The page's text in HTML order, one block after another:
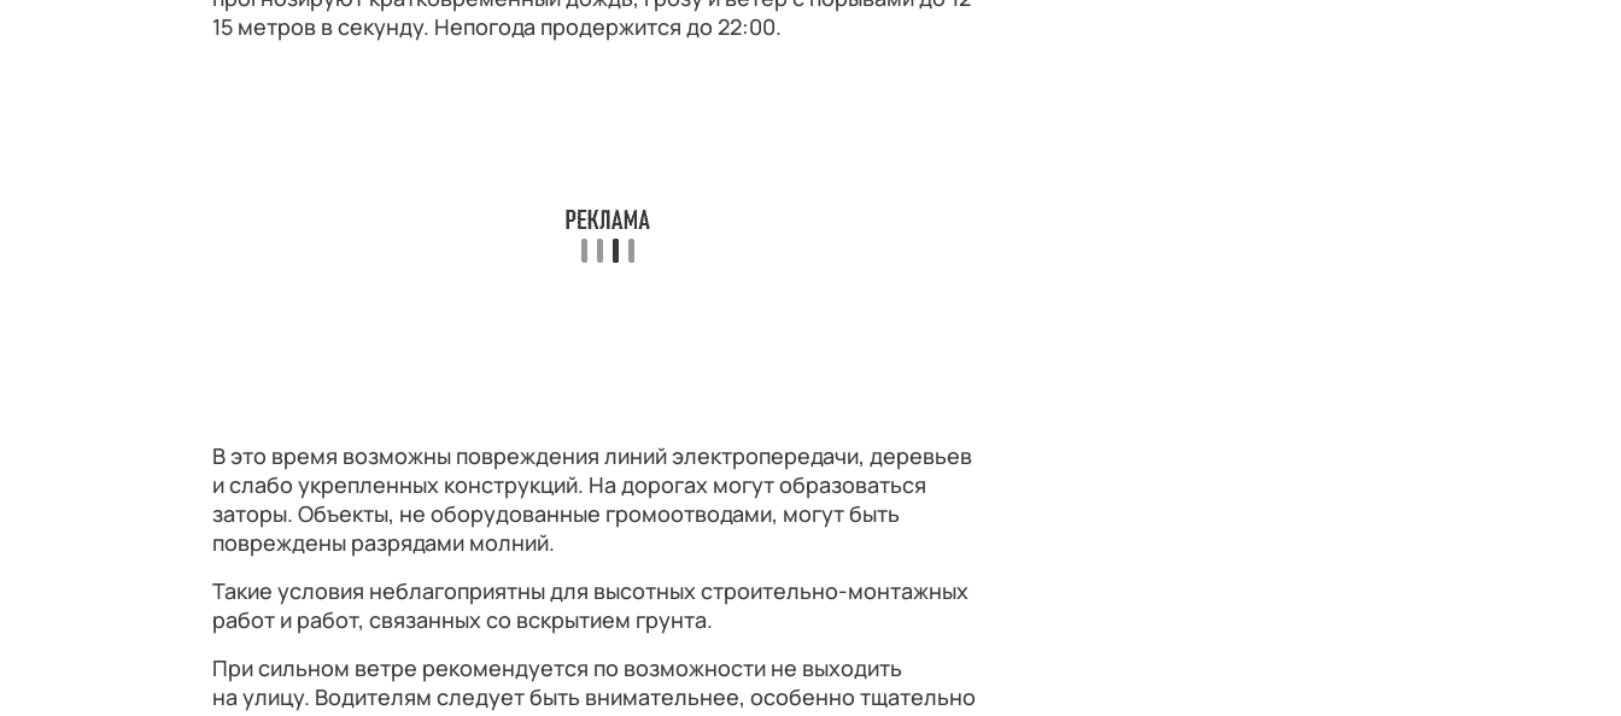
15 метров в секунду. Непогода продержится до 22:00.
В это время возможны повреждения линий электропередачи, деревьев
и слабо укрепленных конструкций. На дорогах могут образоваться
заторы. Объекты, не оборудованные громоотводами, могут быть
повреждены разрядами молний.
Такие условия неблагоприятны для высотных строительно-монтажных
работ и работ, связанных со вскрытием грунта.
При сильном ветре рекомендуется по возможности не выходить
на улицу. Водителям следует быть внимательнее, особенно тщательно